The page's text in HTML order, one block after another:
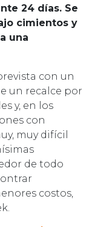
24 días. Se
cimientos y
una
con un
un recalce por
y, en los
con
muy difícil
de todo
costos,